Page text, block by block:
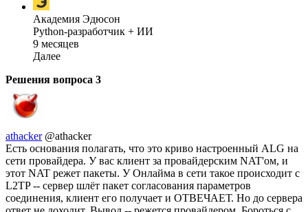
Академия Эдюсон
Python-разработчик + ИИ
9 месяцев
Далее
Решения вопроса 3
athacker @athacker
Есть основания полагать, что это криво настроенный ALG на
сети провайдера. У вас клиент за провайдерским NAT'ом, и
этот NAT режет пакеты. У Онлайма в сети такое происходит с
L2TP -- сервер шлёт пакет согласования параметров
соединения, клиент его получает и ОТВЕЧАЕТ. Но до сервера